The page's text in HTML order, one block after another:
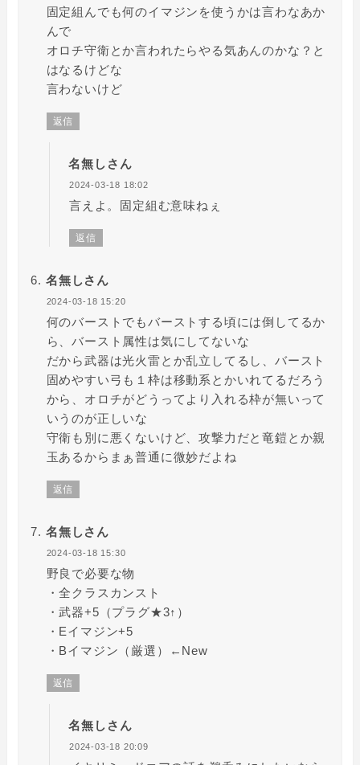
固定組んでも何のイマジンを使うかは言わなあか
んで
オロチ守衛とか言われたらやる気あんのかな？と
はなるけどな
言わないけど
返信
名無しさん
2024-03-18 18:02
言えよ。固定組む意味ねぇ
返信
名無しさん
2024-03-18 15:20
何のバーストでもバーストする頃には倒してるか
ら、バースト属性は気にしてないな
だから武器は光火雷とか乱立してるし、バースト
固めやすい弓も１枠は移動系とかいれてるだろう
から、オロチがどうってより入れる枠が無いって
いうのが正しいな
守衛も別に悪くないけど、攻撃力だと竜鎧とか親
玉あるからまぁ普通に微妙だよね
返信
名無しさん
2024-03-18 15:30
野良で必要な物
・全クラスカンスト
・武器+5（プラグ★3↑）
・Eイマジン+5
・Bイマジン（厳選）←New
返信
名無しさん
2024-03-18 20:09